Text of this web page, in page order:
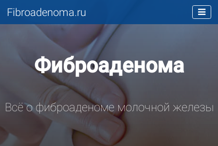
Fibroadenoma.ru
Фиброаденома
Всё о фиброаденоме молочной железы